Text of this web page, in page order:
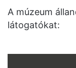
A múzeum
látogatókat: